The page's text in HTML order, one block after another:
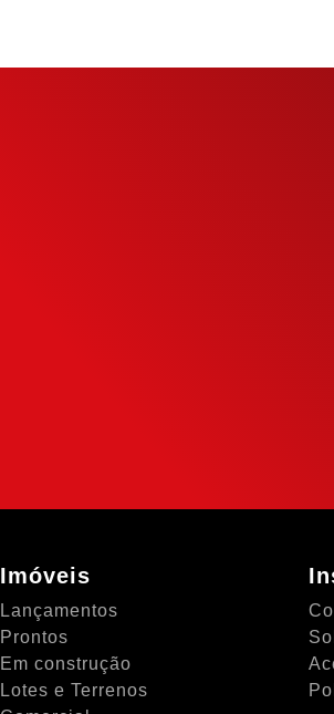
Imóveis
Lançamentos
Prontos
Em construção
Lotes e Terrenos